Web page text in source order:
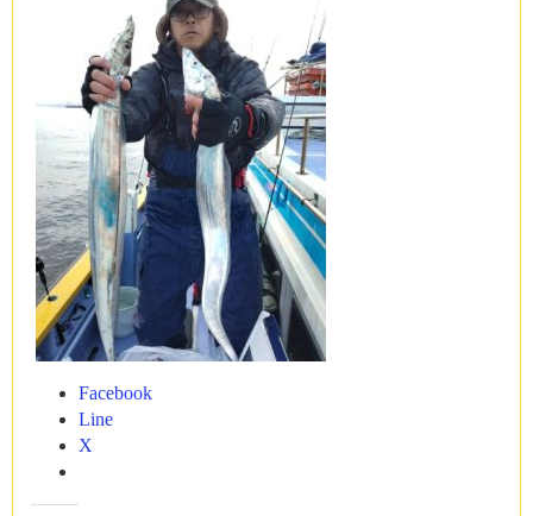
Facebook
Line
X